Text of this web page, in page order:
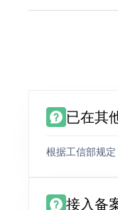
已在其
根据工信部规
接入备